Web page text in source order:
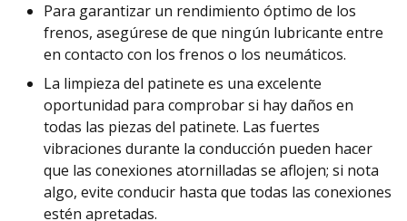
Para garantizar un rendimiento óptimo de los
frenos, asegúrese de que ningún lubricante entre
en contacto con los frenos o los neumáticos.
La limpieza del patinete es una excelente
oportunidad para comprobar si hay daños en
todas las piezas del patinete. Las fuertes
vibraciones durante la conducción pueden hacer
que las conexiones atornilladas se aflojen; si nota
algo, evite conducir hasta que todas las conexiones
estén apretadas.